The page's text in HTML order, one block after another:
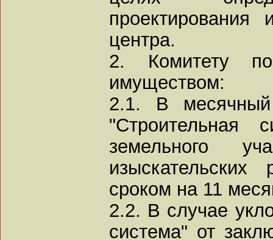
проектирования
центра.
2. Комитету по
имуществом:
2.1. В
"Строительная
земельного
сроком на 11
2.2. В случае
система" от